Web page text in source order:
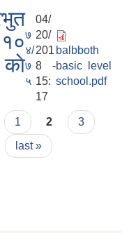
७
४/
७
५
04/
20/
201
8 -
15:
17
balbboth
basic level
school.pdf
1 2
3
last »